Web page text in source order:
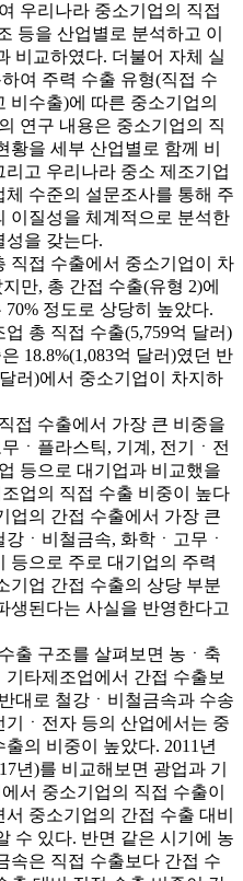
우리나라 중소기업의 직접
등을 산업별로 분석하고 이
비교하였다. 더불어 자체 실
여 주력 수출 유형(직접 수
비수출)에 따른 중소기업의
연구 내용은 중소기업의 직
을 세부 산업별로 함께 비
고 우리나라 중소 제조기업
수준의 설문조사를 통해 주
이질성을 체계적으로 분석한
성을 갖는다.
직접 수출에서 중소기업이 차
만, 총 간접 수출(유형 2)에
정도로 상당히 높았다.
총 직접 수출(5,759억 달러)
18.8%(1,083억 달러)였던 반
러)에서 중소기업이 차지하
접 수출에서 가장 큰 비중을
ㆍ플라스틱, 기계, 전기ㆍ전
등으로 대기업과 비교했을
업의 직접 수출 비중이 높다
업의 간접 수출에서 가장 큰
ㆍ비철금속, 화학ㆍ고무ㆍ
등으로 주로 대기업의 주력
기업 간접 수출의 상당 부분
생된다는 사실을 반영한다고
출 구조를 살펴보면 농ㆍ축
타제조업에서 간접 수출보
대로 철강ㆍ비철금속과 수송
ㆍ전자 등의 산업에서는 중
의 비중이 높았다. 2011년
년)를 비교해보면 광업과 기
서 중소기업의 직접 수출이
중소기업의 간접 수출 대비
수 있다. 반면 같은 시기에 농
속은 직접 수출보다 간접 수